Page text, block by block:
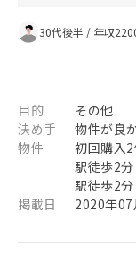
30代後半 / 年収
目的
その他
決め手
物件が良
物件
初回購入2
駅徒歩2
駅徒歩2
掲載日
2020年07